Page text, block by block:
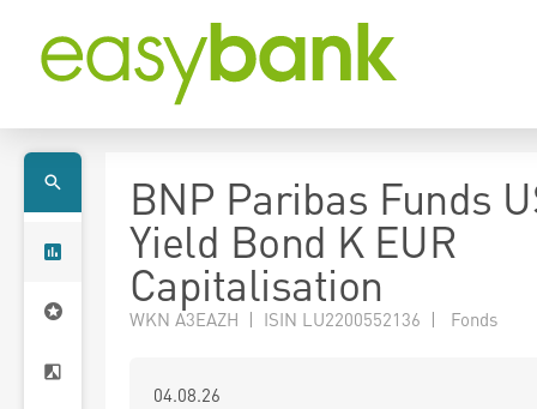
BNP Paribas Funds
Yield Bond K EUR
Capitalisation
WKN A3EAZH | ISIN LU2200552136 | Fonds
04.08.26